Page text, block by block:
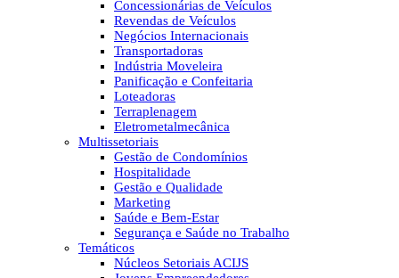
Concessionárias de Veículos
Revendas de Veículos
Negócios Internacionais
Transportadoras
Indústria Moveleira
Panificação e Confeitaria
Loteadoras
Terraplenagem
Eletrometalmecânica
Multissetoriais
Gestão de Condomínios
Hospitalidade
Gestão e Qualidade
Marketing
Saúde e Bem-Estar
Segurança e Saúde no Trabalho
Temáticos
Núcleos Setoriais ACIJS